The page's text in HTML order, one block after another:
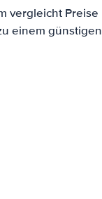
vergleicht Preise
einem günstigen